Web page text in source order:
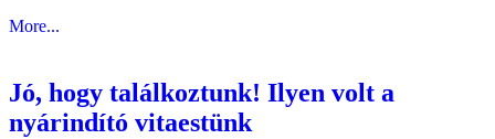
More...
Jó, hogy találkoztunk! Ilyen volt a
nyárindító vitaestünk